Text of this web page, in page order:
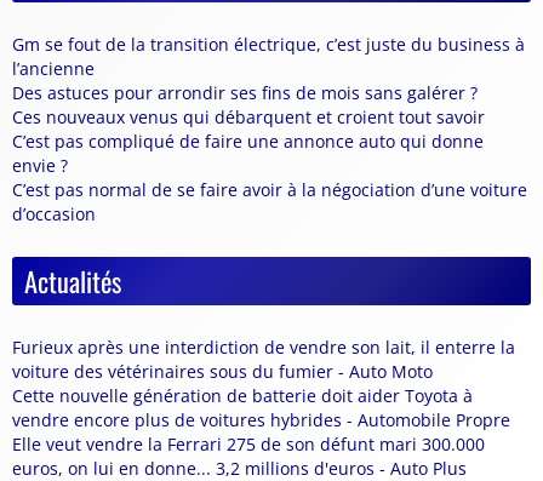
Gm se fout de la transition électrique, c’est juste du business à
l’ancienne
Des astuces pour arrondir ses fins de mois sans galérer ?
Ces nouveaux venus qui débarquent et croient tout savoir
C’est pas compliqué de faire une annonce auto qui donne
envie ?
C’est pas normal de se faire avoir à la négociation d’une voiture
d’occasion
Actualités
Furieux après une interdiction de vendre son lait, il enterre la
voiture des vétérinaires sous du fumier - Auto Moto
Cette nouvelle génération de batterie doit aider Toyota à
vendre encore plus de voitures hybrides - Automobile Propre
Elle veut vendre la Ferrari 275 de son défunt mari 300.000
euros, on lui en donne... 3,2 millions d'euros - Auto Plus